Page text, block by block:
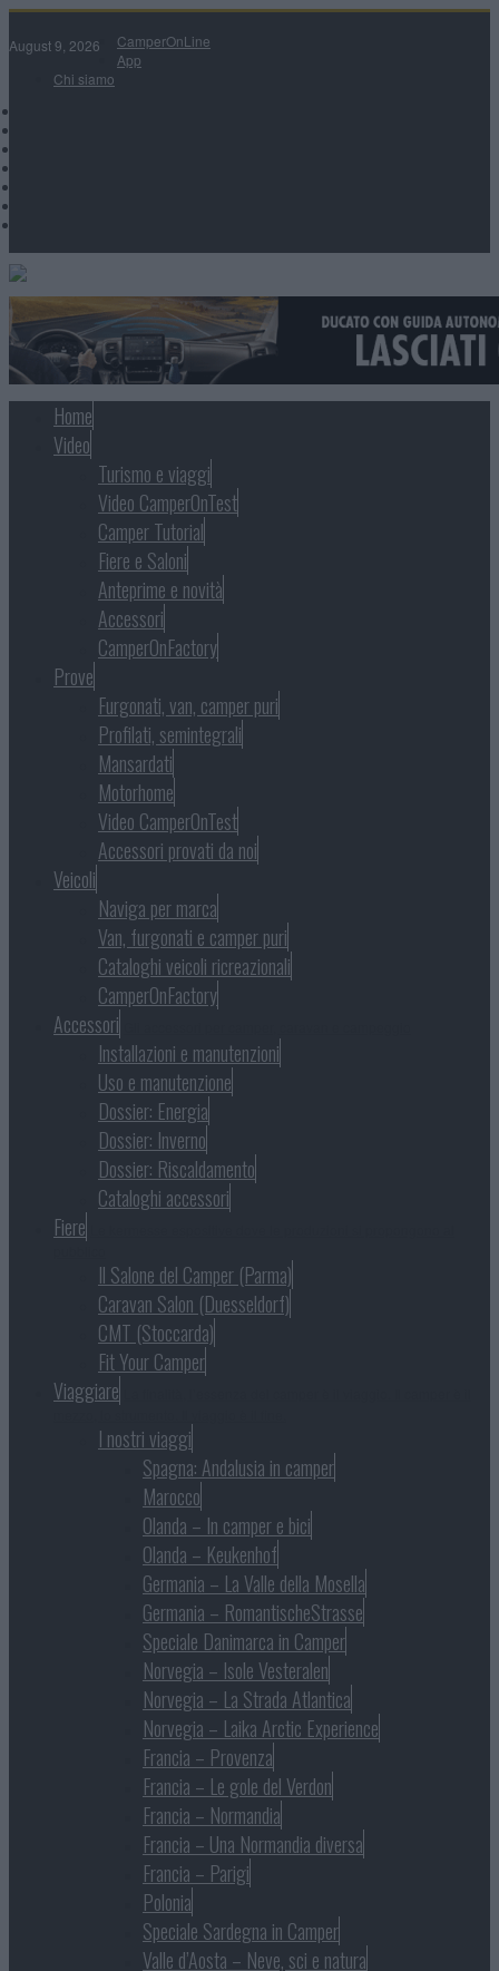
August 9, 2026
CamperOnLine
App
Chi siamo
Home
Video
Turismo e viaggi
Video CamperOnTest
Camper Tutorial
Fiere e Saloni
Anteprime e novità
Accessori
CamperOnFactory
Prove
Furgonati, van, camper puri
Profilati, semintegrali
Mansardati
Motorhome
Video CamperOnTest
Accessori provati da noi
Veicoli
Naviga per marca
Van, furgonati e camper puri
Cataloghi veicoli ricreazionali
CamperOnFactory
Accessori
Installazioni e manutenzioni
Uso e manutenzione
Dossier: Energia
Dossier: Inverno
Dossier: Riscaldamento
Cataloghi accessori
Fiere
Il Salone del Camper (Parma)
Caravan Salon (Duesseldorf)
CMT (Stoccarda)
Fit Your Camper
Viaggiare
I nostri viaggi
Spagna: Andalusia in camper
Marocco
Olanda – In camper e bici
Olanda – Keukenhof
Germania – La Valle della Mosella
Germania – RomantischeStrasse
Speciale Danimarca in Camper
Norvegia – Isole Vesteralen
Norvegia – La Strada Atlantica
Norvegia – Laika Arctic Experience
Francia – Provenza
Francia – Le gole del Verdon
Francia – Normandia
Francia – Una Normandia diversa
Francia – Parigi
Polonia
Speciale Sardegna in Camper
Valle d’Aosta – Neve, sci e natura